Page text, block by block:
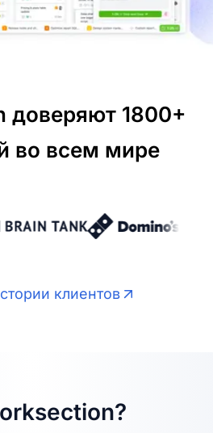
доверяют 1800+
во всем мире
клиентов